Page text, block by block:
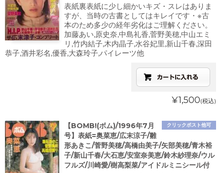
表紙裏表紙に少し細かいキズ・スレはありま
すが、当時の古書としてはキレイです・※古
本のため多少の経年劣化はご理解ください。
加藤あい,原史奈,中島礼香,菅野美穂,中山エミ
リ,竹内結子,木内晶子,水谷妃里,新山千春,深田
恭子,酒井彩名,優香,大森玲子,パイレーツ他
¥1,500(税込)
クリックポスト他可
【BOMB!(ボム)/1996年7月
号】表紙=奥菜恵/広末涼子/雛
形あきこ/菅野美穂/高橋由美子/矢部美穂/青木裕
子/新山千春/大石恵/安室奈美恵/鈴木紗理奈/ウル
フルズ/川崎愛/樹高梨菜/アイドルミニシール付